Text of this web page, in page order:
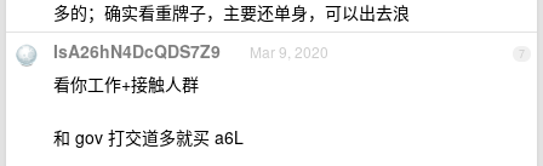
多的；确实看重牌子，主要还单身，可以出去浪
7
IsA26hN4DcQDS7Z9 Mar 9, 2020
看你工作+接触人群
和 gov 打交道多就买 a6L